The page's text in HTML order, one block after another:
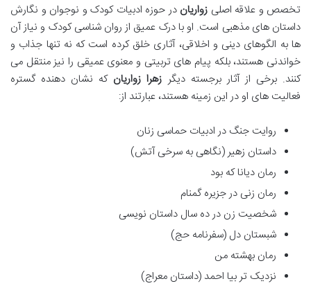
تخصص و علاقه اصلی زواریان در حوزه ادبیات کودک و نوجوان و نگارش
داستان های مذهبی است. او با درک عمیق از روان شناسی کودک و نیاز آن
ها به الگوهای دینی و اخلاقی، آثاری خلق کرده است که نه تنها جذاب و
خواندنی هستند، بلکه پیام های تربیتی و معنوی عمیقی را نیز منتقل می
کنند. برخی از آثار برجسته دیگر زهرا زواریان که نشان دهنده گستره
فعالیت های او در این زمینه هستند، عبارتند از:
روایت جنگ در ادبیات حماسی زنان
داستان زهیر (نگاهی به سرخی آتش)
رمان دیانا که بود
رمان زنی در جزیره گمنام
شخصیت زن در ده سال داستان نویسی
شبستان دل (سفرنامه حج)
رمان بهشته من
نزدیک تر بیا احمد (داستان معراج)